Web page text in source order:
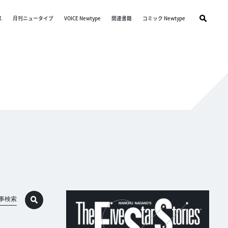
月刊ニュータイプ VOICE Newtype 関連書籍 コミック Newtype
検索